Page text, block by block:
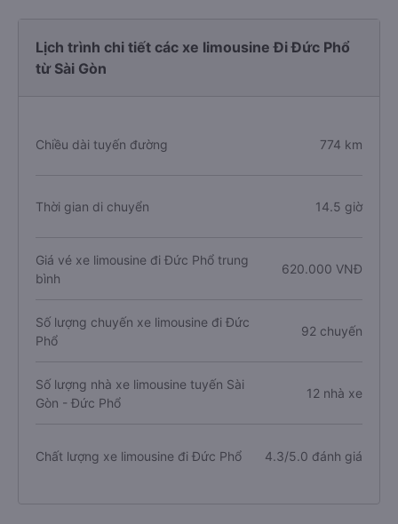
Lịch trình chi tiết các xe limousine Đi Đức Phổ
từ Sài Gòn
Chiều dài tuyến đường 774 km
Thời gian di chuyển 14.5 giờ
Giá vé xe limousine đi Đức Phổ trung
bình
620.000 VNĐ
Số lượng chuyến xe limousine đi Đức
Phổ
92 chuyến
Số lượng nhà xe limousine tuyến Sài
Gòn - Đức Phổ
12 nhà xe
Chất lượng xe limousine đi Đức Phổ 4.3/5.0 đánh giá